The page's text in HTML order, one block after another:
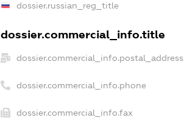
dossier.russian_reg_title
dossier.commercial_info.title
dossier.commercial_info.postal_address
dossier.commercial_info.phone
dossier.commercial_info.fax